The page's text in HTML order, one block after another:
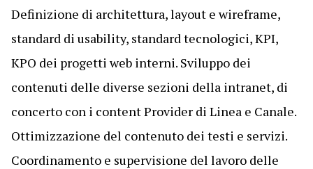
Definizione di architettura, layout e wireframe,
standard di usability, standard tecnologici, KPI,
KPO dei progetti web interni. Sviluppo dei
contenuti delle diverse sezioni della intranet, di
concerto con i content Provider di Linea e Canale.
Ottimizzazione del contenuto dei testi e servizi.
Coordinamento e supervisione del lavoro delle